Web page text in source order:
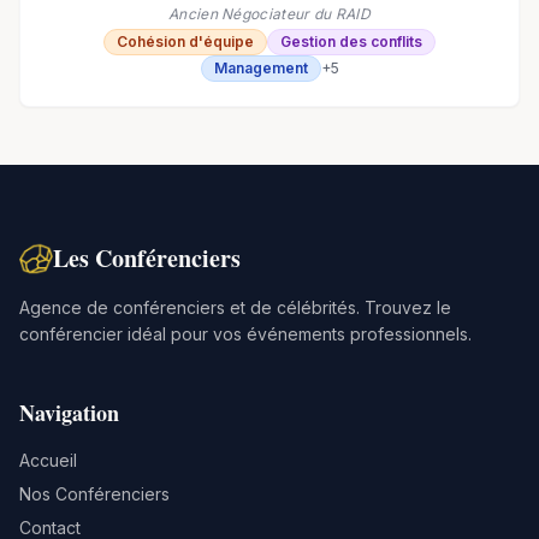
Ancien Négociateur du RAID
Cohésion d'équipe
Gestion des conflits
Management
+5
Les Conférenciers
Agence de conférenciers et de célébrités. Trouvez le
conférencier idéal pour vos événements professionnels.
Navigation
Accueil
Nos Conférenciers
Contact